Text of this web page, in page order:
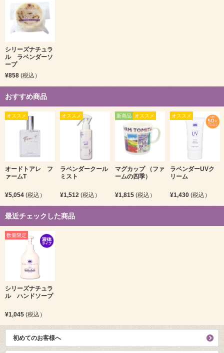
シリーズナチュラ
ル ラベンダーソ
ープ
¥858 (税込）
おすすめ商品
オススメ
オードトアレ フ
ァームT
¥5,054 (税込）
オススメ
ラベンダークール
ミスト
¥1,512 (税込）
新商品 オススメ
マグカップ （ファ
ームの四季）
¥1,815 (税込）
オススメ
ラベンダーUVク
リーム
¥1,430 (税込）
最近チェックした商品
数量限定
シリーズナチュラ
ル ハンドソープ
¥1,045 (税込）
初めてのお客様へ